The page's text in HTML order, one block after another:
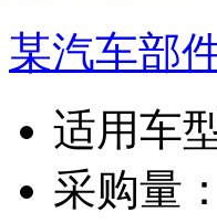
某汽车部
适用车
采购量：